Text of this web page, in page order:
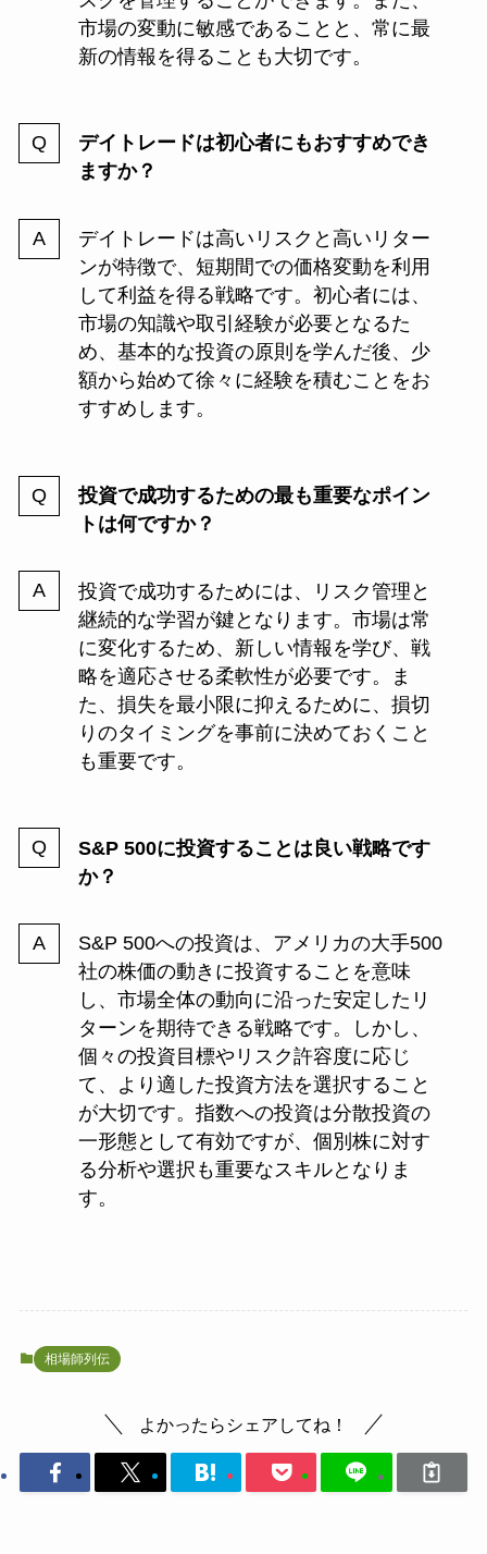
市場の変動に敏感であることと、常に最
新の情報を得ることも大切です。
デイトレードは初心者にもおすすめでき
ますか？
デイトレードは高いリスクと高いリター
ンが特徴で、短期間での価格変動を利用
して利益を得る戦略です。初心者には、
市場の知識や取引経験が必要となるた
め、基本的な投資の原則を学んだ後、少
額から始めて徐々に経験を積むことをお
すすめします。
投資で成功するための最も重要なポイン
トは何ですか？
投資で成功するためには、リスク管理と
継続的な学習が鍵となります。市場は常
に変化するため、新しい情報を学び、戦
略を適応させる柔軟性が必要です。ま
た、損失を最小限に抑えるために、損切
りのタイミングを事前に決めておくこと
も重要です。
S&P 500に投資することは良い戦略です
か？
S&P 500への投資は、アメリカの大手500
社の株価の動きに投資することを意味
し、市場全体の動向に沿った安定したリ
ターンを期待できる戦略です。しかし、
個々の投資目標やリスク許容度に応じ
て、より適した投資方法を選択すること
が大切です。指数への投資は分散投資の
一形態として有効ですが、個別株に対す
る分析や選択も重要なスキルとなりま
す。
相場師列伝
よかったらシェアしてね！